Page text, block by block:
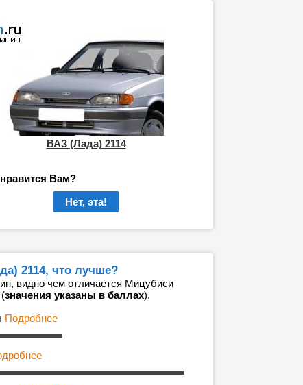
ВАЗ (Лада) 2114
Вам?
Нет, эта!
2114, что лучше?
видно чем отличается Мицубиси
значения указаны в баллах).
Подробнее